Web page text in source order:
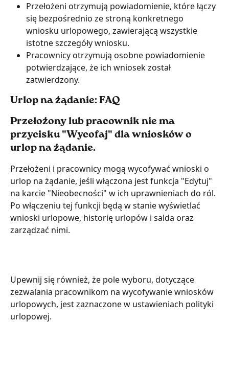
Przełożeni otrzymują powiadomienie, które łączy
się bezpośrednio ze stroną konkretnego
wniosku urlopowego, zawierającą wszystkie
istotne szczegóły wniosku.
Pracownicy otrzymują osobne powiadomienie
potwierdzające, że ich wniosek został
zatwierdzony.
Urlop na żądanie: FAQ
Przełożony lub pracownik nie ma
przycisku "Wycofaj" dla wniosków o
urlop na żądanie.
Przełożeni i pracownicy mogą wycofywać wnioski o
urlop na żądanie, jeśli włączona jest funkcja "Edytuj"
na karcie "Nieobecności" w ich uprawnieniach do ról.
Po włączeniu tej funkcji będą w stanie wyświetlać
wnioski urlopowe, historię urlopów i salda oraz
zarządzać nimi.
Upewnij się również, że pole wyboru, dotyczące
zezwalania pracownikom na wycofywanie wniosków
urlopowych, jest zaznaczone w ustawieniach polityki
urlopowej.